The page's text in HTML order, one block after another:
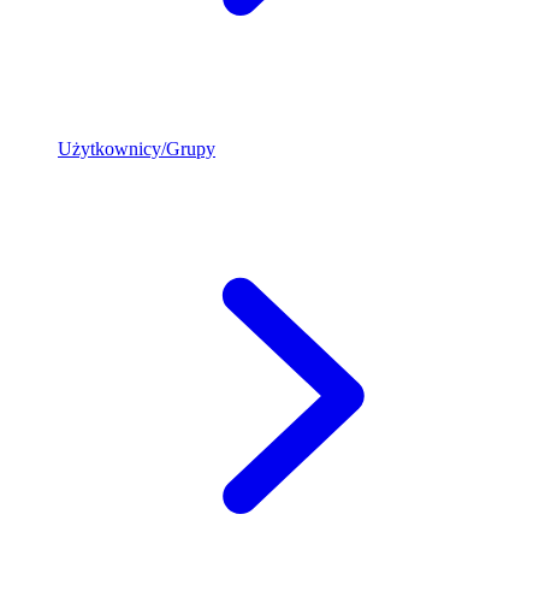
Użytkownicy/Grupy